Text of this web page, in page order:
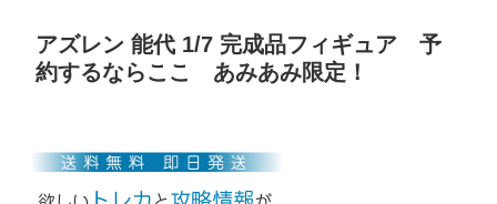
アズレン 能代 1/7 完成品フィギュア 予
約するならここ あみあみ限定！